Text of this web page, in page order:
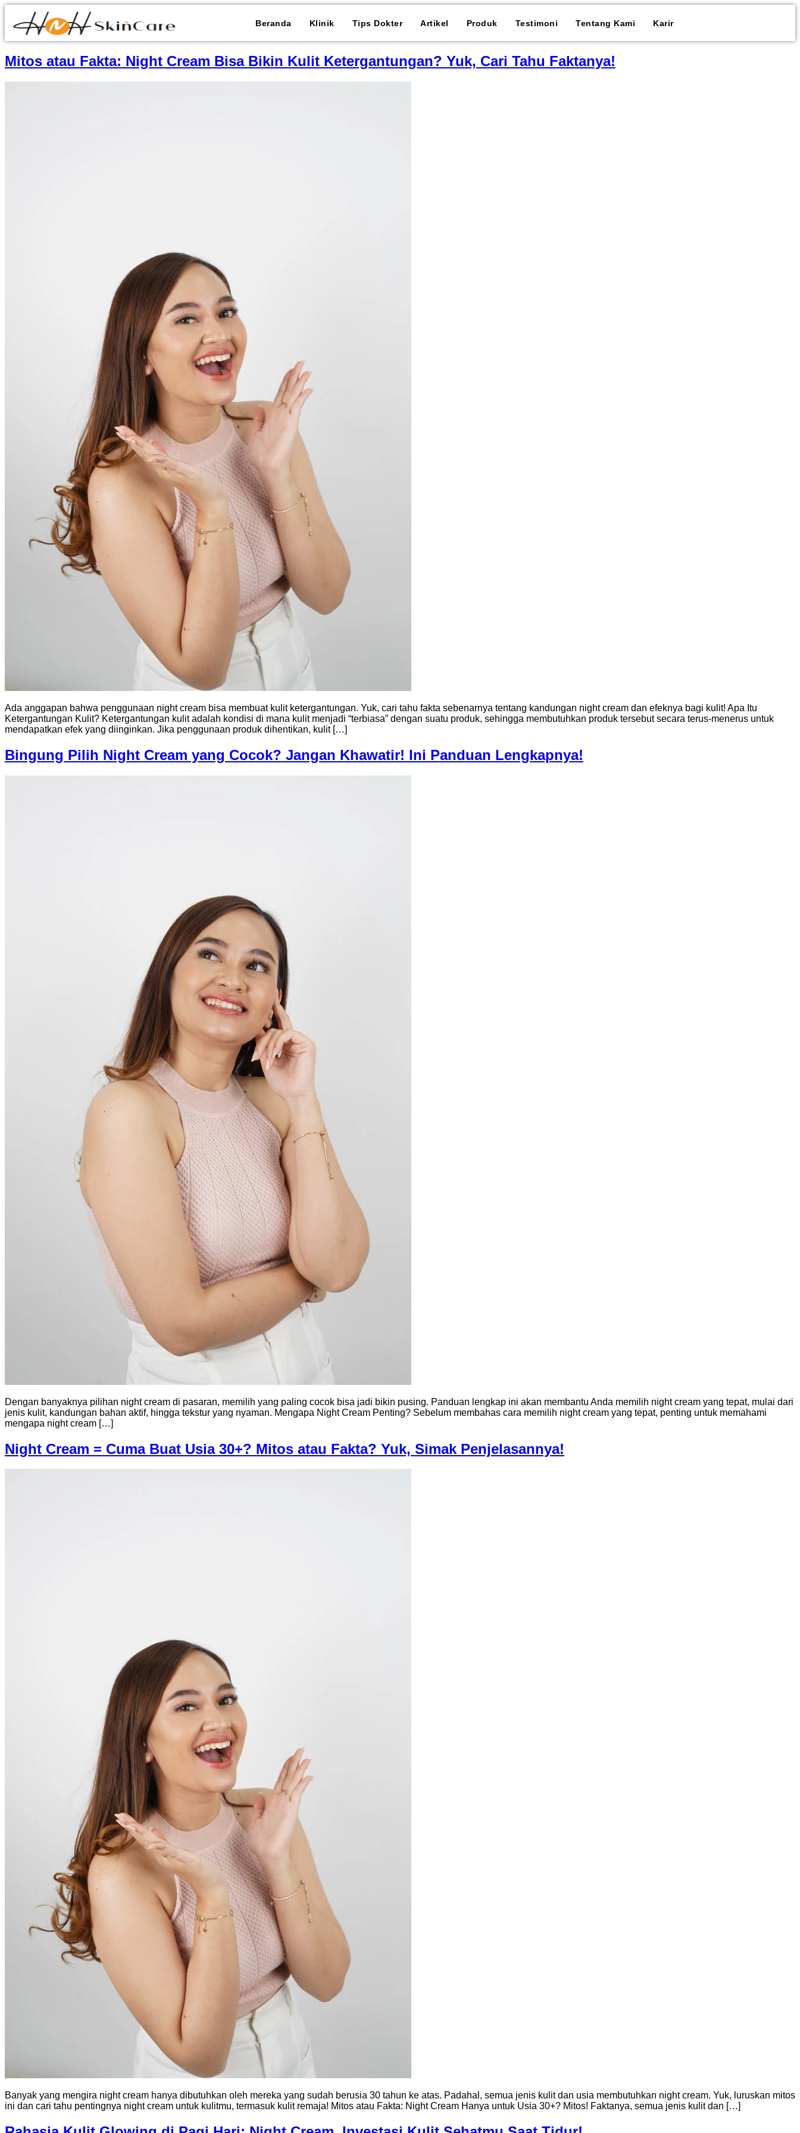
Beranda Klinik Tips Dokter Artikel Produk Testimoni Tentang Kami Karir
Mitos atau Fakta: Night Cream Bisa Bikin Kulit Ketergantungan? Yuk, Cari Tahu Faktanya!
Ada anggapan bahwa penggunaan night cream bisa membuat kulit ketergantungan. Yuk, cari tahu fakta sebenarnya tentang kandungan night cream dan efeknya bagi kulit! Apa Itu
Ketergantungan Kulit? Ketergantungan kulit adalah kondisi di mana kulit menjadi “terbiasa” dengan suatu produk, sehingga membutuhkan produk tersebut secara terus-menerus untuk
mendapatkan efek yang diinginkan. Jika penggunaan produk dihentikan, kulit […]
Bingung Pilih Night Cream yang Cocok? Jangan Khawatir! Ini Panduan Lengkapnya!
Dengan banyaknya pilihan night cream di pasaran, memilih yang paling cocok bisa jadi bikin pusing. Panduan lengkap ini akan membantu Anda memilih night cream yang tepat, mulai dari
jenis kulit, kandungan bahan aktif, hingga tekstur yang nyaman. Mengapa Night Cream Penting? Sebelum membahas cara memilih night cream yang tepat, penting untuk memahami
mengapa night cream […]
Night Cream = Cuma Buat Usia 30+? Mitos atau Fakta? Yuk, Simak Penjelasannya!
Banyak yang mengira night cream hanya dibutuhkan oleh mereka yang sudah berusia 30 tahun ke atas. Padahal, semua jenis kulit dan usia membutuhkan night cream. Yuk, luruskan mitos
ini dan cari tahu pentingnya night cream untuk kulitmu, termasuk kulit remaja! Mitos atau Fakta: Night Cream Hanya untuk Usia 30+? Mitos! Faktanya, semua jenis kulit dan […]